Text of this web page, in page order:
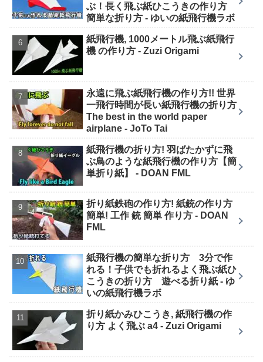
ぶ！長く飛ぶ紙ひこうきの作り方
簡単な折り方 - ゆいの紙飛行機ラボ
紙飛行機, 1000メートル飛ぶ紙飛行
機 の作り方 - Zuzi Origami
永遠に飛ぶ紙飛行機の作り方!! 世界
一飛行時間が長い紙飛行機の折り方
The best in the world paper
airplane - JoTo Tai
紙飛行機の折り方! 羽ばたかずに飛
ぶ鳥のような紙飛行機の作り方【簡
単折り紙】 - DOAN FML
折り紙鉄砲の作り方! 紙銃の作り方
簡単! 工作 銃 簡単 作り方 - DOAN
FML
紙飛行機の簡単な折り方 3分で作
れる！子供でも折れるよく飛ぶ紙ひ
こうきの折り方 遊べる折り紙 - ゆ
いの紙飛行機ラボ
折り紙かみひこうき, 紙飛行機の作
り方 よく飛ぶ a4 - Zuzi Origami